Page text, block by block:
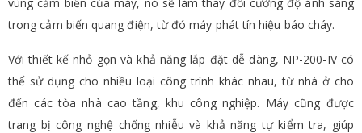
trong cảm biến quang điện, từ đó máy phát tín hiệu báo cháy.
Với thiết kế nhỏ gọn và khả năng lắp đặt dễ dàng, NP-200-IV có
thể sử dụng cho nhiều loại công trình khác nhau, từ nhà ở cho
đến các tòa nhà cao tầng, khu công nghiệp. Máy cũng được
trang bị công nghệ chống nhiễu và khả năng tự kiểm tra, giúp